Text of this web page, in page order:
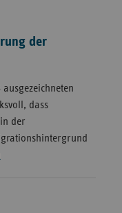
der
dass
der